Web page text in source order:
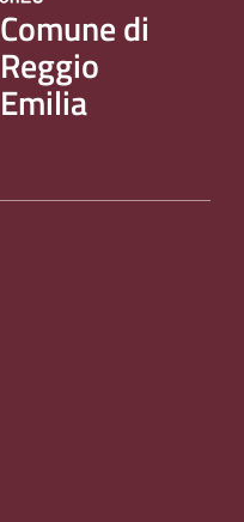
Comune di
Reggio
Emilia